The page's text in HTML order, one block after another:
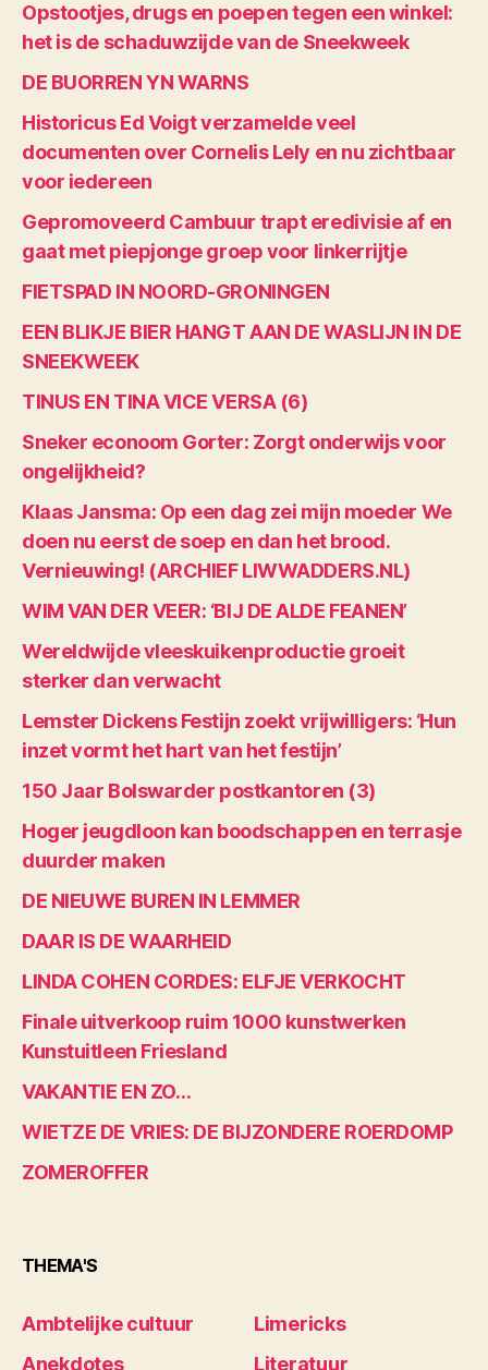
Opstootjes, drugs en poepen tegen een winkel:
het is de schaduwzijde van de Sneekweek
DE BUORREN YN WARNS
Historicus Ed Voigt verzamelde veel
documenten over Cornelis Lely en nu zichtbaar
voor iedereen
Gepromoveerd Cambuur trapt eredivisie af en
gaat met piepjonge groep voor linkerrijtje
FIETSPAD IN NOORD-GRONINGEN
EEN BLIKJE BIER HANGT AAN DE WASLIJN IN DE
SNEEKWEEK
TINUS EN TINA VICE VERSA (6)
Sneker econoom Gorter: Zorgt onderwijs voor
ongelijkheid?
Klaas Jansma: Op een dag zei mijn moeder We
doen nu eerst de soep en dan het brood.
Vernieuwing! (ARCHIEF LIWWADDERS.NL)
WIM VAN DER VEER: ‘BIJ DE ALDE FEANEN’
Wereldwijde vleeskuikenproductie groeit
sterker dan verwacht
Lemster Dickens Festijn zoekt vrijwilligers: ‘Hun
inzet vormt het hart van het festijn’
150 Jaar Bolswarder postkantoren (3)
Hoger jeugdloon kan boodschappen en terrasje
duurder maken
DE NIEUWE BUREN IN LEMMER
DAAR IS DE WAARHEID
LINDA COHEN CORDES: ELFJE VERKOCHT
Finale uitverkoop ruim 1000 kunstwerken
Kunstuitleen Friesland
VAKANTIE EN ZO…
WIETZE DE VRIES: DE BIJZONDERE ROERDOMP
ZOMEROFFER
THEMA'S
Ambtelijke cultuur
Anekdotes
Limericks
Literatuur